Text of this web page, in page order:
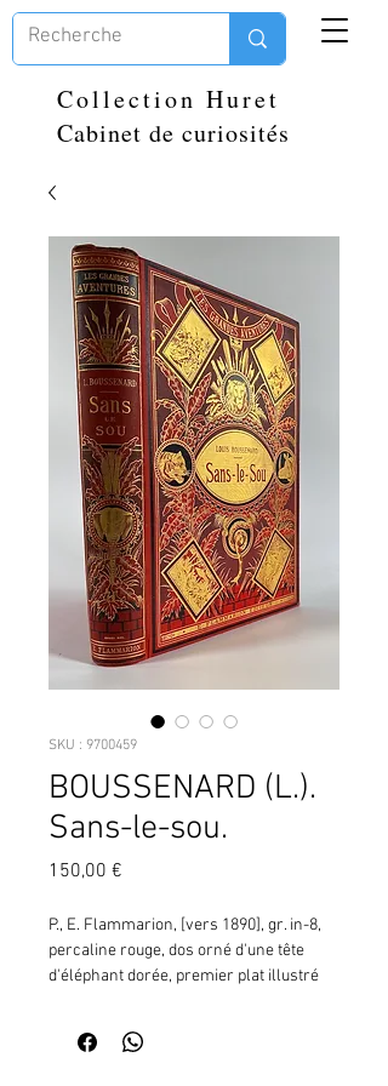
Collection Huret
Cabinet de curiosités
SKU : 9700459
BOUSSENARD (L.).
Sans-le-sou.
150,00 €
P., E. Flammarion, [vers 1890], gr. in-8,
percaline rouge, dos orné d'une tête
d'éléphant dorée, premier plat illustré
central entouré d'animaux, tr. dorées
(rel. de l'éd.,  Engel,  Souze), 376 pp.